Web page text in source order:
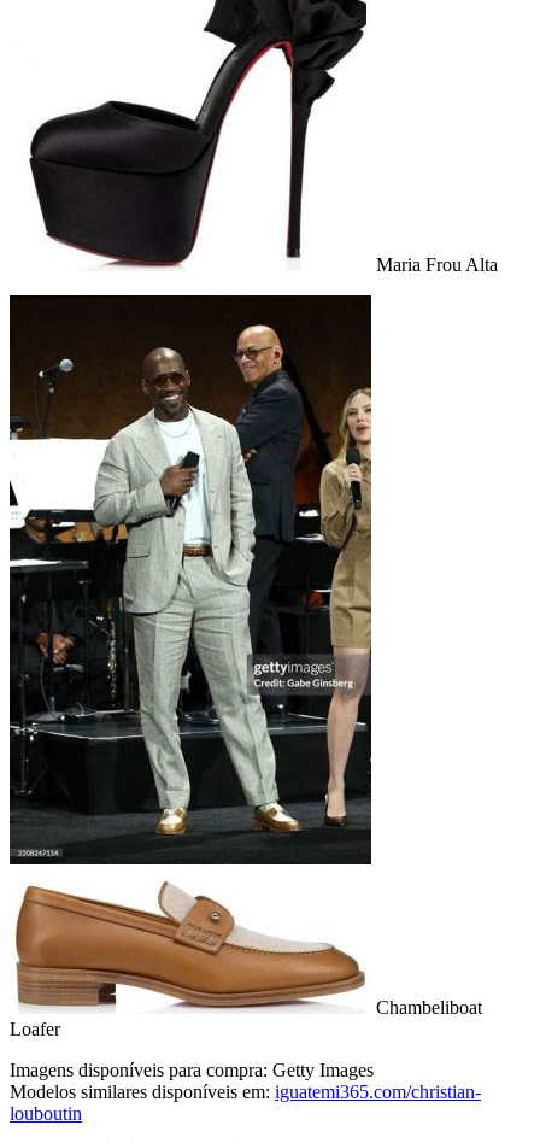
Maria Frou Alta
Chambeliboat
Loafer
Imagens disponíveis para compra: Getty Images
Modelos similares disponíveis em: iguatemi365.com/christian-
louboutin